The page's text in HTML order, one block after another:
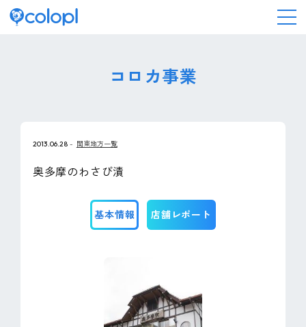
コロカ事業
2013.06.28 関東地方一覧
奥多摩のわさび漬
基本情報 店舗レポート